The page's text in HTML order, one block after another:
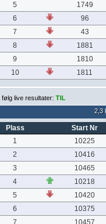
5
1749
6
96
7
43
8
1881
9
1810
10
1811
følg live resultater: TIL
2,3
Plass Start Nr
1
10225
2
10416
3
10465
4
10218
5
10420
6
10375
7
10457